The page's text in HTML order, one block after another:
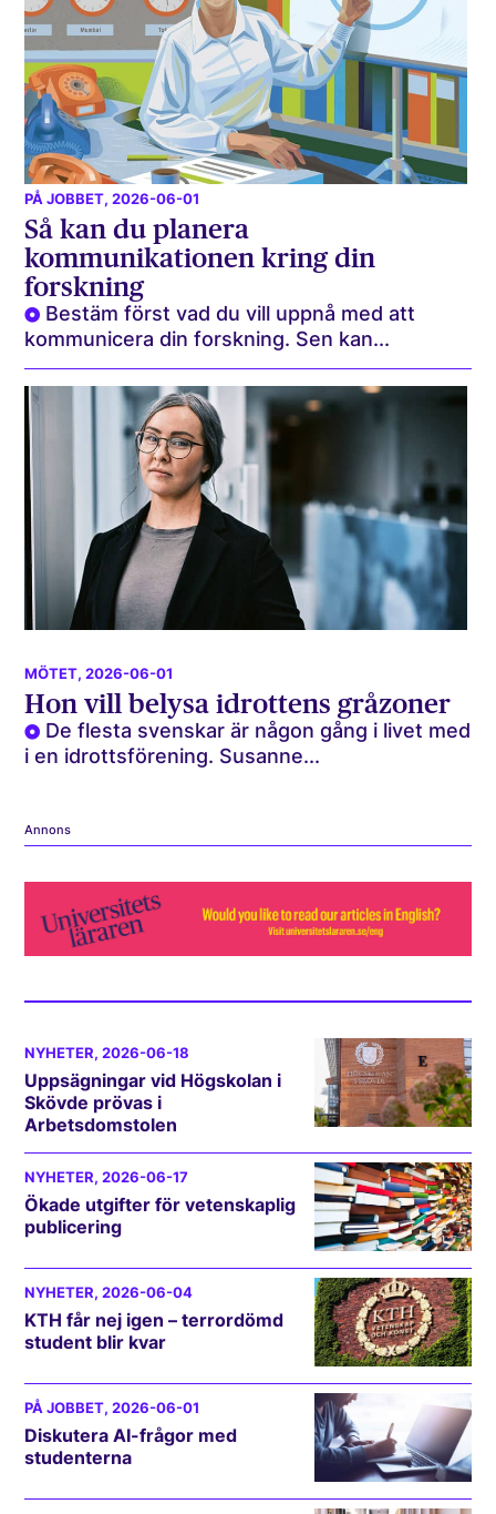
PÅ JOBBET, 2026-06-01
Så kan du planera
kommunikationen kring din
forskning
Bestäm först vad du vill uppnå med att
kommunicera din forskning. Sen kan...
MÖTET, 2026-06-01
Hon vill belysa idrottens gråzoner
De flesta svenskar är någon gång i livet med
i en idrottsförening. Susanne...
Annons
NYHETER, 2026-06-18
Uppsägningar vid Högskolan i
Skövde prövas i
Arbetsdomstolen
NYHETER, 2026-06-17
Ökade utgifter för vetenskaplig
publicering
NYHETER, 2026-06-04
KTH får nej igen – terrordömd
student blir kvar
PÅ JOBBET, 2026-06-01
Diskutera AI-frågor med
studenterna